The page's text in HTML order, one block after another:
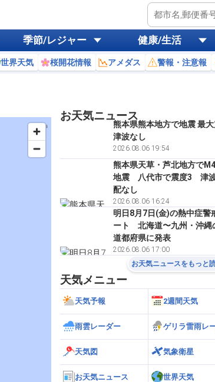
季節/レジャー 健康/生活
世界天気 桜開花情報 アメダス 警報・注意報
お天気ニュース
熊本県熊本地方で地震 最
津波なし
2026.08.06 19:54
熊本県天草・芦北地方で
地震 八代市で震度3 津
配なし
2026.08.06 16:24
明日8月7日(金)の熱中症警
ート 北海道〜九州・沖縄
道都府県に発表
2026.08.06 17:00
お天気ニュースをもっと
天気メニュー
天気予報 2週間天気
雨雲レーダー ゲリラ雷雨レ
天気図 気象衛星
お天気ニュース 世界天気